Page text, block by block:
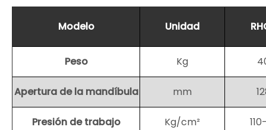
Modelo Unidad
Peso Kg
Apertura de la mandíbula mm
Presión de trabajo Kg/cm²